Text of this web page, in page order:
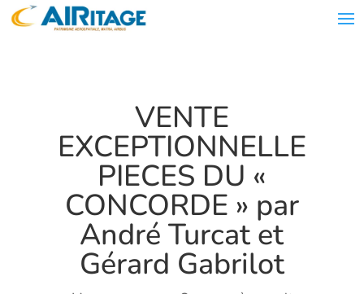
VENTE
EXCEPTIONNELLE
PIECES DU «
CONCORDE » par
André Turcat et
Gérard Gabrilot